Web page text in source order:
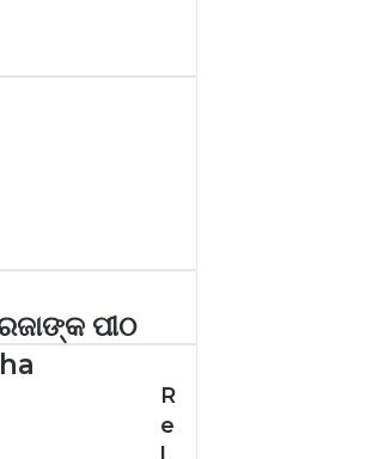
ପୀଠ
R
e